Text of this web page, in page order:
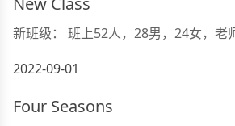
新班级： 班上52人，28男，24女，老
2022-09-01
Four Seasons